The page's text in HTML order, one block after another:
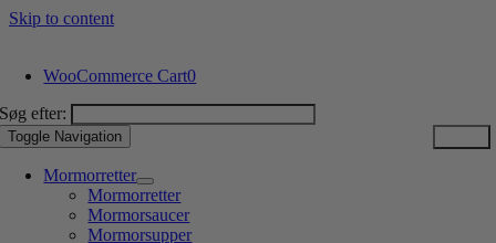
Skip to content
WooCommerce Cart0
Søg efter:
Toggle Navigation
Mormorretter
Mormorretter
Mormorsaucer
Mormorsupper